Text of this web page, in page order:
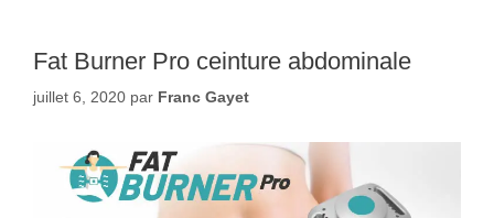
Fat Burner Pro ceinture abdominale
juillet 6, 2020 par Franc Gayet